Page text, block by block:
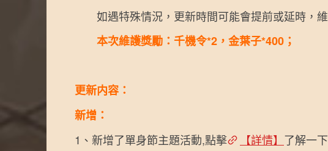
如遇特殊情況，更新時間可能會提前或延時，
本次維護獎勵：千機令*2，金葉子*400；
更新内容：
新增：
1、新增了單身節主題活動,點擊
【詳情】 了解一